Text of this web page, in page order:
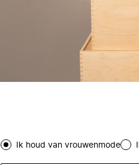
Ik houd van vrouwenmode